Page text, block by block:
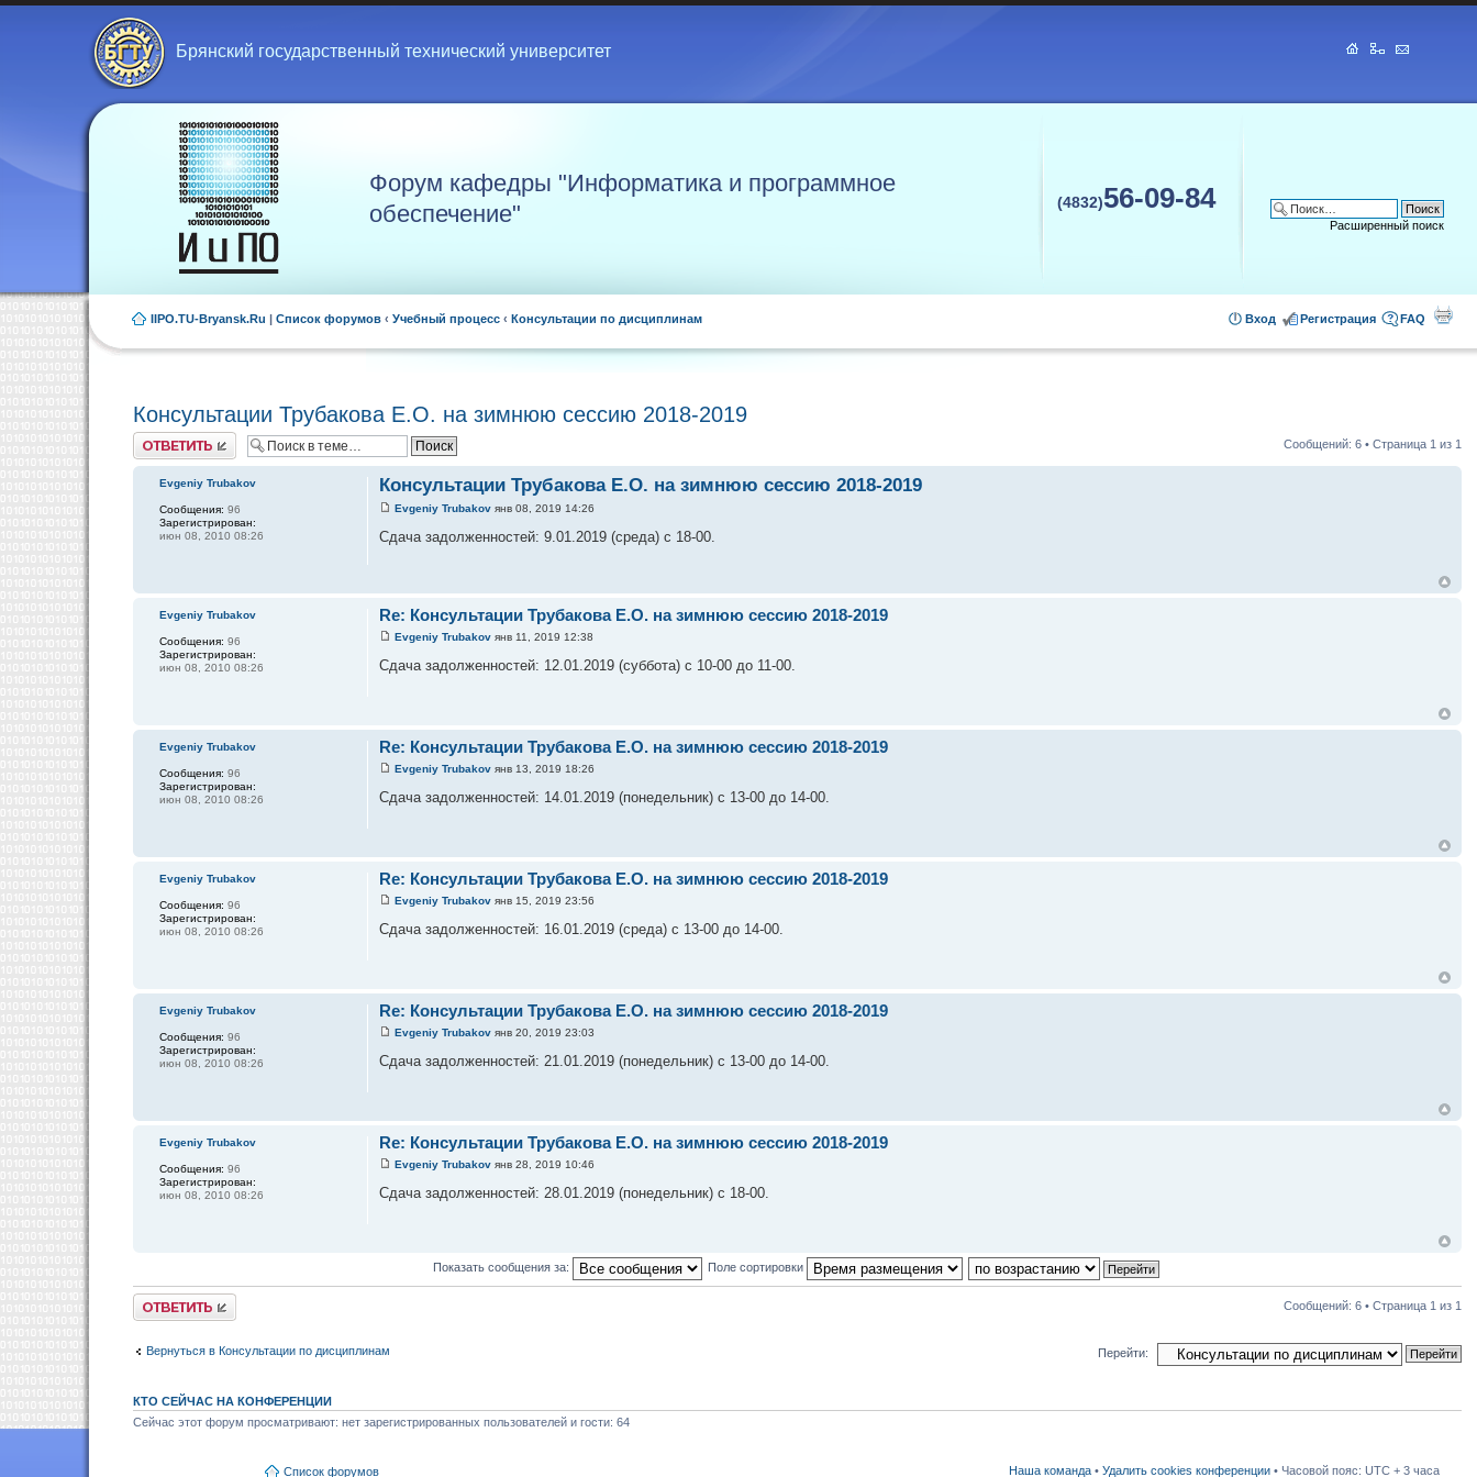
Брянский государственный технический университет
Форум кафедры "Информатика и программное
обеспечение"
(4832)56-09-84
Расширенный поиск
IIPO.TU-Bryansk.Ru | Список форумов ‹ Учебный процесс ‹ Консультации по дисциплинам FAQ
Регистрация
Вход
Консультации Трубакова Е.О. на зимнюю сессию 2018-2019
Ответить Сообщений: 6 • Страница 1 из 1
Консультации Трубакова Е.О. на зимнюю сессию 2018-2019
Evgeniy Trubakov янв 08, 2019 14:26
Сдача задолженностей: 9.01.2019 (среда) с 18-00.
Evgeniy Trubakov
Сообщения: 96
Зарегистрирован:
июн 08, 2010 08:26
Re: Консультации Трубакова Е.О. на зимнюю сессию 2018-2019
Evgeniy Trubakov янв 11, 2019 12:38
Сдача задолженностей: 12.01.2019 (суббота) с 10-00 до 11-00.
Evgeniy Trubakov
Сообщения: 96
Зарегистрирован:
июн 08, 2010 08:26
Re: Консультации Трубакова Е.О. на зимнюю сессию 2018-2019
Evgeniy Trubakov янв 13, 2019 18:26
Сдача задолженностей: 14.01.2019 (понедельник) с 13-00 до 14-00.
Evgeniy Trubakov
Сообщения: 96
Зарегистрирован:
июн 08, 2010 08:26
Re: Консультации Трубакова Е.О. на зимнюю сессию 2018-2019
Evgeniy Trubakov янв 15, 2019 23:56
Сдача задолженностей: 16.01.2019 (среда) с 13-00 до 14-00.
Evgeniy Trubakov
Сообщения: 96
Зарегистрирован:
июн 08, 2010 08:26
Re: Консультации Трубакова Е.О. на зимнюю сессию 2018-2019
Evgeniy Trubakov янв 20, 2019 23:03
Сдача задолженностей: 21.01.2019 (понедельник) с 13-00 до 14-00.
Evgeniy Trubakov
Сообщения: 96
Зарегистрирован:
июн 08, 2010 08:26
Re: Консультации Трубакова Е.О. на зимнюю сессию 2018-2019
Evgeniy Trubakov янв 28, 2019 10:46
Сдача задолженностей: 28.01.2019 (понедельник) с 18-00.
Evgeniy Trubakov
Сообщения: 96
Зарегистрирован:
июн 08, 2010 08:26
Показать сообщения за: Поле сортировки
Ответить Сообщений: 6 • Страница 1 из 1
Вернуться в Консультации по дисциплинам Перейти:
КТО СЕЙЧАС НА КОНФЕРЕНЦИИ
Сейчас этот форум просматривают: нет зарегистрированных пользователей и гости: 64
Список форумов Наша команда • Удалить cookies конференции • Часовой пояс: UTC + 3 часа